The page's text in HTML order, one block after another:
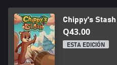
Chippy's Stash
Q43.00
ESTA EDICIÓN